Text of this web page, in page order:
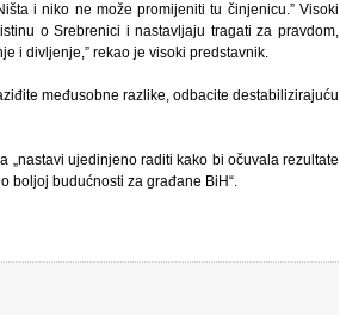
i niko ne može promijeniti tu činjenicu.” Visoki
o Srebrenici i nastavljaju tragati za pravdom,
i divljenje,” rekao je visoki predstavnik.
međusobne razlike, odbacite destabilizirajuću
ujedinjeno raditi kako bi očuvala rezultate
boljoj budućnosti za građane BiH“.